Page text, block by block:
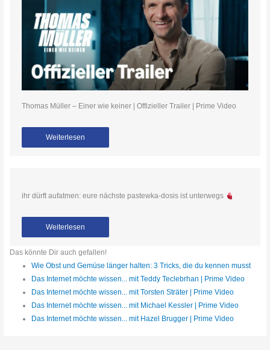
Thomas Müller – Einer wie keiner | Offizieller Trailer | Prime Video
Weiterlesen
ihr dürft aufatmen: eure nächste pastewka-dosis ist unterwegs
Weiterlesen
Das könnte Dir auch gefallen!
Wie Obst und Gemüse länger halten: 3 Tricks, die du kennen musst
Das Internet möchte wissen... mit Teddy Teclebrhan | Prime Video
Das Internet möchte wissen... mit Torsten Sträter | Prime Video
Das Internet möchte wissen... mit Michael Kessler | Prime Video
Das Internet möchte wissen... mit Hazel Brugger | Prime Video